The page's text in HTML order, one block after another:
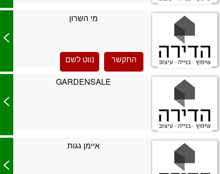
מי השרון
התקשר נווט לשם
>
GARDENSALE
>
איימן גגות
>